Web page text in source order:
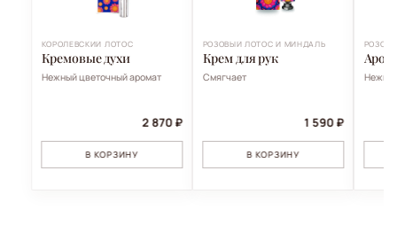
КОРОЛЕВСКИЙ ЛОТОС
Кремовые духи
Нежный цветочный аромат
2 870 ₽
В КОРЗИНУ
РОЗОВЫЙ ЛОТОС И МИНДАЛЬ
Крем для рук
Смягчает
1 590 ₽
В КОРЗИНУ